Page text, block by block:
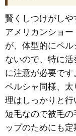
賢くしつけがしや
アメリカンショ
が、体型的にペ
ないので、特に
に注意が必要です
ペルシャ同様、
理はしっかりと行
短毛なので被毛
ップのためにも